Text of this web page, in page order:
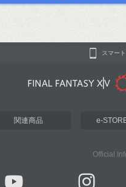
スマー
関連商品 e-
Official